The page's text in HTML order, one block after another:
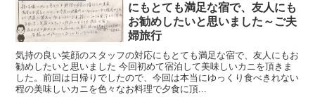
にもとても満足な宿で、友人にも
お勧めしたいと思いました～ご夫
婦旅行
気持の良い笑顔のスタッフの対応にもとても満足な宿で、友人にもお
勧めしたいと思いました 今回初めて宿泊して美味しいカニを頂きま
した。前回は日帰りでしたので、今回は本当にゆっくり食べきれない
程の美味しいカニを色々なお料理で夕食に頂...